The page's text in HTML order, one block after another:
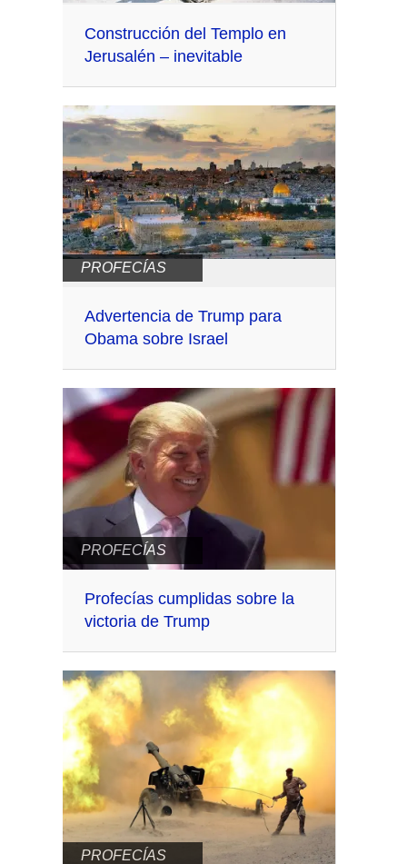
Construcción del Templo en
Jerusalén – inevitable
PROFECÍAS
Advertencia de Trump para
Obama sobre Israel
PROFECÍAS
Profecías cumplidas sobre la
victoria de Trump
PROFECÍAS